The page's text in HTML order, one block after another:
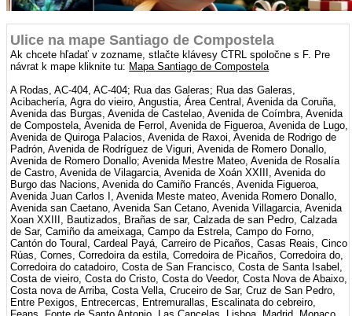
Ulice na mape Santiago de Compostela
Ak chcete hľadať v zozname, stlačte klávesy CTRL spoločne s F. Pre
návrat k mape kliknite tu: Mapa Santiago de Compostela
A Rodas, AC-404, AC-404; Rua das Galeras; Rua das Galeras,
Acibachería, Agra do vieiro, Angustia, Área Central, Avenida da Coruña,
Avenida das Burgas, Avenida de Castelao, Avenida de Coímbra, Avenida
de Compostela, Avenida de Ferrol, Avenida de Figueroa, Avenida de Lugo,
Avenida de Quiroga Palacios, Avenida de Raxoi, Avenida de Rodrigo de
Padrón, Avenida de Rodríguez de Viguri, Avenida de Romero Donallo,
Avenida de Romero Donallo; Avenida Mestre Mateo, Avenida de Rosalía
de Castro, Avenida de Vilagarcia, Avenida de Xoán XXIII, Avenida do
Burgo das Nacions, Avenida do Camiño Francés, Avenida Figueroa,
Avenida Juan Carlos I, Avenida Meste mateo, Avenida Romero Donallo,
Avenida san Caetano, Avenida San Cetano, Avenida Villagarcia, Avenida
Xoan XXIII, Bautizados, Brañas de sar, Calzada de san Pedro, Calzada
de Sar, Camiño da ameixaga, Campo da Estrela, Campo do Forno,
Cantón do Toural, Cardeal Payá, Carreiro de Picaños, Casas Reais, Cinco
Rúas, Cornes, Corredoira da estila, Corredoira de Picaños, Corredoira do,
Corredoira do catadoiro, Costa de San Francisco, Costa de Santa Isabel,
Costa de vieiro, Costa do Cristo, Costa do Veedor, Costa Nova de Abaixo,
Costa nova de Arriba, Costa Vella, Cruceiro de Sar, Cruz de San Pedro,
Entre Pexigos, Entrecercas, Entremurallas, Escalinata do cebreiro,